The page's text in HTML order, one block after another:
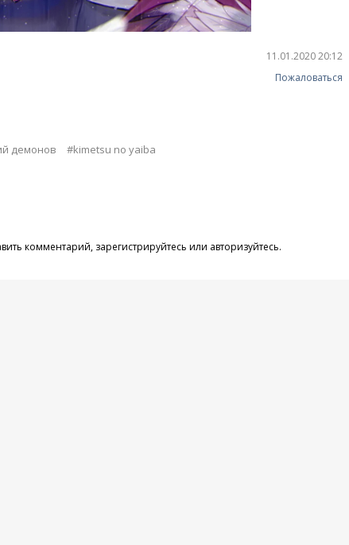
11.01.2020 20:12
Пожаловаться
демонов #kimetsu no yaiba
комментарий, зарегистрируйтесь или авторизуйтесь.